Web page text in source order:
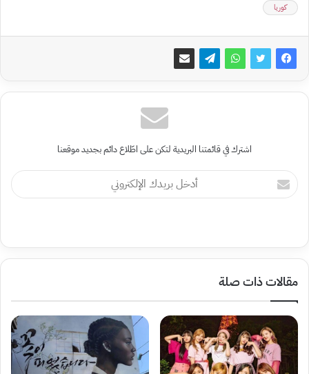
كوريا
اشترك في قائمتنا البريدية لتكن على اطّلاع دائم بجديد موقعنا
أدخل
بريدك
مقالات ذات صلة